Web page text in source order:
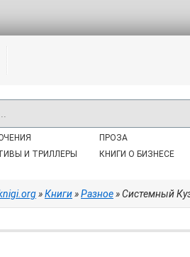
И ТРИЛЛЕРЫ
ПРОЗА
КНИГИ О БИЗНЕСЕ
»Книги»Разное» Системный